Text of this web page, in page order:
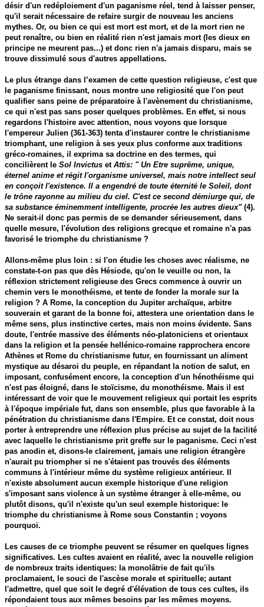
désir d'un redéploiement d'un paganisme réel, tend à laisser penser,
qu'il serait nécessaire de refaire surgir de nouveau les anciens
mythes. Or, ou bien ce qui est mort est mort, et de la mort rien ne
peut renaître, ou bien en réalité rien n'est jamais mort (les dieux en
principe ne meurent pas...) et donc rien n'a jamais disparu, mais se
trouve dissimulé sous d'autres appellations.
Le plus étrange dans l’examen de cette question religieuse, c'est que
le paganisme finissant, nous montre une religiosité que l'on peut
qualifier sans peine de préparatoire à l'avènement du christianisme,
ce qui n'est pas sans poser quelques problèmes. En effet, si nous
regardons l'histoire avec attention, nous voyons que lorsque
l'empereur Julien (361-363) tenta d'instaurer contre le christianisme
triomphant, une religion à ses yeux plus conforme aux traditions
gréco-romaines, il exprima sa doctrine en des termes, qui
concilièrent leSol Invictus etAttis: " Un Etre suprême, unique,
éternel anime et régit l'organisme universel, mais notre intellect seul
en conçoit l'existence. Il a engendré de toute éternité le Soleil, dont
le trône rayonne au milieu du ciel. C'est ce second démiurge qui, de
sa substance éminemment intelligente, procrée les autres dieux"(4).
Ne serait-il donc pas permis de se demander sérieusement, dans
quelle mesure, l'évolution des religions grecque et romaine n'a pas
favorisé le triomphe du christianisme ?
Allons-même plus loin : si l'on étudie les choses avec réalisme, ne
constate-t-on pas que dès Hésiode, qu'on le veuille ou non, la
réflexion strictement religieuse des Grecs commence à ouvrir un
chemin vers le monothéisme, et tente de fonder la morale sur la
religion ? A Rome, la conception du Jupiter archaïque, arbitre
souverain et garant de la bonne foi, attestera une orientation dans le
même sens, plus instinctive certes, mais non moins évidente. Sans
doute, l'entrée massive des éléments néo-platoniciens et orientaux
dans la religion et la pensée hellénico-romaine rapprochera encore
Athènes et Rome du christianisme futur, en fournissant un aliment
mystique au désaroi du peuple, en répandant la notion de salut, en
imposant, confusément encore, la conception d'un hénothéisme qui
n'est pas éloigné, dans le stoïcisme, du monothéisme. Mais il est
intéressant de voir que le mouvement religieux qui portait les esprits
à l'époque impériale fut, dans son ensemble, plus que favorable à la
pénétration du christianisme dans l'Empire. Et ce constat, doit nous
porter à entreprendre une réflexion plus précise au sujet de la facilité
avec laquelle le christianisme prit greffe sur le paganisme. Ceci n'est
pas anodin et, disons-le clairement, jamais une religion étrangère
n'aurait pu triompher si ne s'étaient pas trouvés des éléments
communs à l'intérieur même du système religieux antérieur. Il
n'existe absolument aucun exemple historique d'une religion
s'imposant sans violence à un système étranger à elle-même, ou
plutôt disons, qu'il n'existe qu'un seul exemple historique: le
triomphe du christianisme à Rome sous Constantin ; voyons
pourquoi.
Les causes de ce triomphe peuvent se résumer en quelques lignes
significatives. Les cultes avaient en réalité, avec la nouvelle religion
de nombreux traits identiques: la monolâtrie de fait qu'ils
proclamaient, le souci de l'ascèse morale et spirituelle; autant
l'admettre, quel que soit le degré d'élévation de tous ces cultes, ils
répondaient tous aux mêmes besoins par les mêmes moyens.